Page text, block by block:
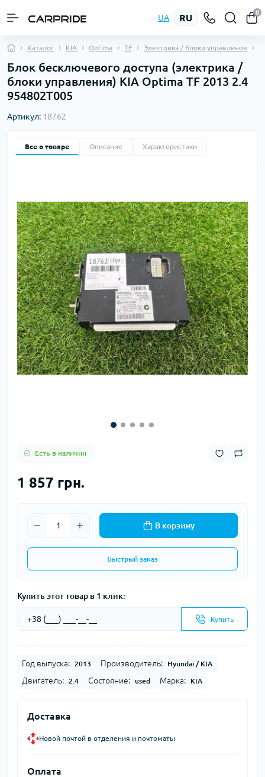
UA RU
0
Каталог KIA Optima TF Электрика / Блоки управления
Блок бесключевого доступа (электрика /
блоки управления) KIA Optima TF 2013 2.4
954802T005
Артикул: 18762
Все о товаре Описание Характеристики
Есть в наличии
1 857 грн.
В корзину
Быстрый заказ
Купить этот товар в 1 клик:
Купить
Год выпуска: 2013 Производитель: Hyundai / KIA
Двигатель: 2.4 Состояние: used Марка: KIA
Доставка
Новой почтой в отделения и почтоматы
Оплата